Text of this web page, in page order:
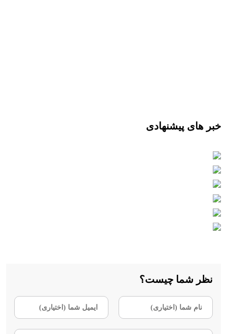
خبر های پیشنهادی
نظر شما چیست؟